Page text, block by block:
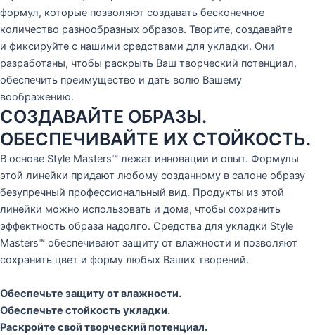
формул, которые позволяют создавать бесконечное
количество разнообразных образов. Творите, создавайте
и фиксируйте с нашими средствами для укладки. Они
разработаны, чтобы раскрыть Ваш творческий потенциал,
обеспечить преимущество и дать волю Вашему
воображению.
СОЗДАВАЙТЕ ОБРАЗЫ.
ОБЕСПЕЧИВАЙТЕ ИХ СТОЙКОСТЬ.
В основе Style Masters™ лежат инновации и опыт. Формулы
этой линейки придают любому созданному в салоне образу
безупречный профессиональный вид. Продукты из этой
линейки можно использовать и дома, чтобы сохранить
эффектность образа надолго. Средства для укладки Style
Masters™ обеспечивают защиту от влажности и позволяют
сохранить цвет и форму любых Ваших творений.
Обеспечьте защиту от влажности.
Обеспечьте стойкость укладки.
Раскройте свой творческий потенциал.